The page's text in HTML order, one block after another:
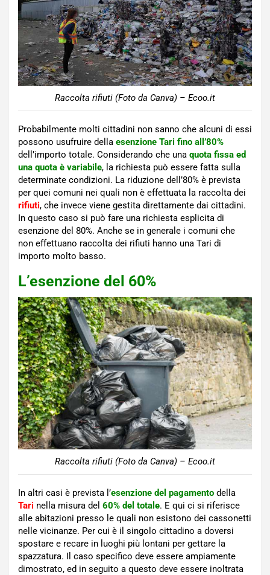
Raccolta rifiuti (Foto da Canva) – Ecoo.it
Probabilmente molti cittadini non sanno che alcuni di essi
possono usufruire della esenzione Tari fino all’80%
dell’importo totale. Considerando che una quota fissa ed
una quota è variabile, la richiesta può essere fatta sulla
determinate condizioni. La riduzione dell’80% è prevista
per quei comuni nei quali non è effettuata la raccolta dei
rifiuti, che invece viene gestita direttamente dai cittadini.
In questo caso si può fare una richiesta esplicita di
esenzione del 80%. Anche se in generale i comuni che
non effettuano raccolta dei rifiuti hanno una Tari di
importo molto basso.
L’esenzione del 60%
Raccolta rifiuti (Foto da Canva) – Ecoo.it
In altri casi è prevista l’esenzione del pagamento della
Tari nella misura del 60% del totale. E qui ci si riferisce
alle abitazioni presso le quali non esistono dei cassonetti
nelle vicinanze. Per cui è il singolo cittadino a doversi
spostare e recare in luoghi più lontani per gettare la
spazzatura. Il caso specifico deve essere ampiamente
dimostrato, ed in seguito a questo deve essere inoltrata